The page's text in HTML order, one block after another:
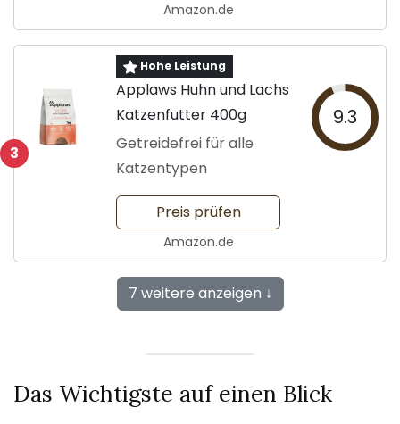
Amazon.de
3
Hohe Leistung
Applaws Huhn und Lachs
Katzenfutter 400g
Getreidefrei für alle
Katzentypen
9.3
Preis prüfen
Amazon.de
7 weitere anzeigen ↓
Das Wichtigste auf einen Blick